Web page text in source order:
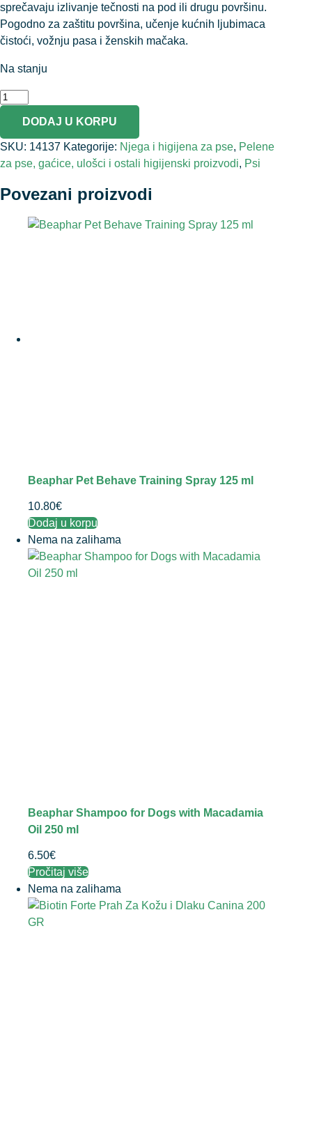
sprečavaju izlivanje tečnosti na pod ili drugu površinu.
Pogodno za zaštitu površina, učenje kućnih ljubimaca
čistoći, vožnju pasa i ženskih mačaka.
Na stanju
DODAJ U KORPU
SKU: 14137 Kategorije: Njega i higijena za pse, Pelene
za pse, gaćice, ulošci i ostali higijenski proizvodi, Psi
Povezani proizvodi
Beaphar Pet Behave Training Spray 125 ml
10.80€
Dodaj u korpu
Nema na zalihama
Beaphar Shampoo for Dogs with Macadamia
Oil 250 ml
6.50€
Pročitaj više
Nema na zalihama